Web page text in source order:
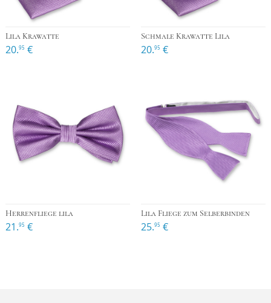
Lila Krawatte
20.95 €
Schmale Krawatte Lila
20.95 €
Herrenfliege lila
21.95 €
Lila Fliege zum Selberbinden
25.95 €